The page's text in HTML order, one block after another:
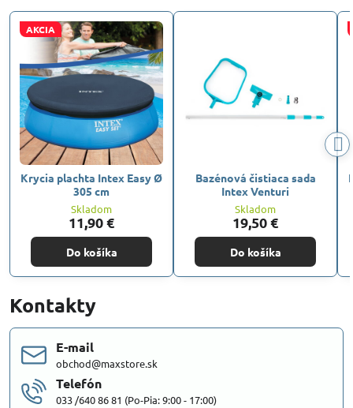
AKCIA
Krycia plachta Intex Easy Ø
305 cm
Skladom
11,90 €
Do košíka
Bazénová čistiaca sada
Intex Venturi
Skladom
19,50 €
Do košíka
Kontakty
E-mail
obchod@maxstore.sk
Telefón
033 /640 86 81 (Po-Pia: 9:00 - 17:00)